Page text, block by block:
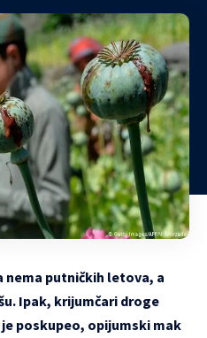
nema putničkih letova, a
Ipak, krijumčari droge
poskupeo, opijumski mak